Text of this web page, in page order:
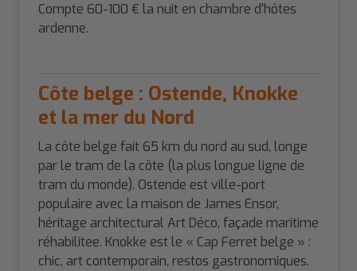
Compte 60-100 € la nuit en chambre d'hôtes
ardenne.
Côte belge : Ostende, Knokke
et la mer du Nord
La côte belge fait 65 km du nord au sud, longe
par le tram de la côte (la plus longue ligne de
tram du monde). Ostende est ville-port
populaire avec la maison de James Ensor,
héritage architectural Art Déco, façade maritime
réhabilitee. Knokke est le « Cap Ferret belge » :
chic, art contemporain, restos gastronomiques.